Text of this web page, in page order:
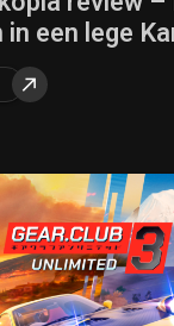
een lege